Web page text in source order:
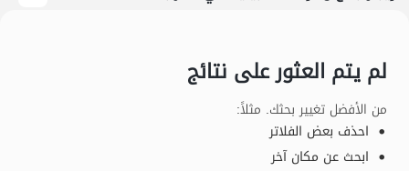
لم يتم العثور على نتائج
من الأفضل تغيير بحثك. مثلاً:
احذف بعض الفلاتر
ابحث عن مكان آخر